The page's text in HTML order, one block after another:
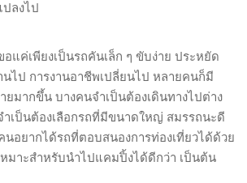
ลงไป
แค่เพียงเป็นรถคันเล็ก ๆ ขับง่าย ประหยัด
นไป การงานอาชีพเปลี่ยนไป หลายคนก็มี
มากขึ้น บางคนจำเป็นต้องเดินทางไปต่าง
ำเป็นต้องเลือกรถที่มีขนาดใหญ่ สมรรถนะดี
นอยากได้รถที่ตอบสนองการท่องเที่ยวได้ด้วย
มาะสำหรับนำไปแคมปิ้งได้ดีกว่า เป็นต้น